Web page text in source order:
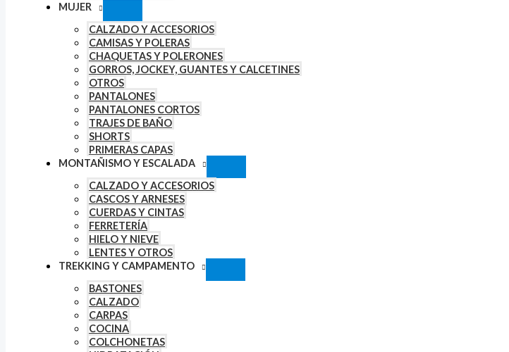
MUJER
CALZADO Y ACCESORIOS
CAMISAS Y POLERAS
CHAQUETAS Y POLERONES
GORROS, JOCKEY, GUANTES Y CALCETINES
OTROS
PANTALONES
PANTALONES CORTOS
TRAJES DE BAÑO
SHORTS
PRIMERAS CAPAS
MONTAÑISMO Y ESCALADA
CALZADO Y ACCESORIOS
CASCOS Y ARNESES
CUERDAS Y CINTAS
FERRETERÍA
HIELO Y NIEVE
LENTES Y OTROS
TREKKING Y CAMPAMENTO
BASTONES
CALZADO
CARPAS
COCINA
COLCHONETAS